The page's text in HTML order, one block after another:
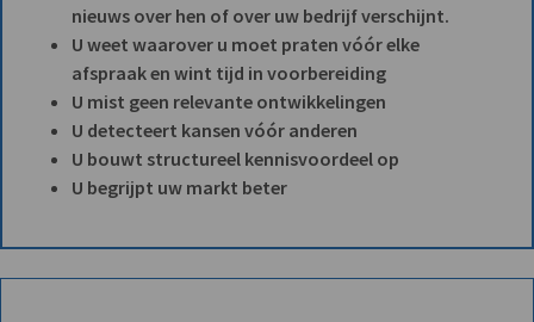
nieuws over hen of over uw bedrijf verschijnt.
U weet waarover u moet praten vóór elke
afspraak en wint tijd in voorbereiding
U mist geen relevante ontwikkelingen
U detecteert kansen vóór anderen
U bouwt structureel kennisvoordeel op
U begrijpt uw markt beter